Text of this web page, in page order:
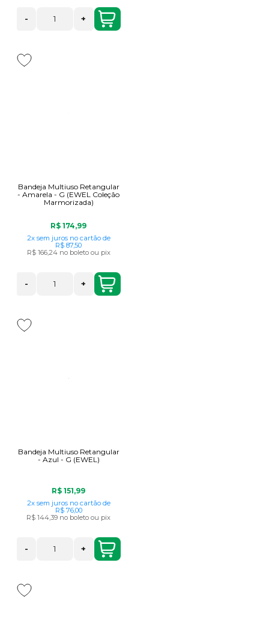
- +
Bandeja Multiuso Retangular
- Amarela - G (EWEL Coleção
Marmorizada)
R$ 174,99
2x sem juros no cartãode
R$ 87,50
R$ 166,24 no boleto ou pix
- +
Bandeja Multiuso Retangular
- Azul - G (EWEL)
R$ 151,99
2x sem juros no cartãode
R$ 76,00
R$ 144,39 no boleto ou pix
- +